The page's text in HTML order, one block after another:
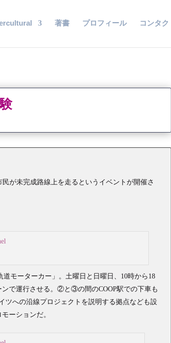
著書 プロフィール コンタク
が未完成路線上を走るというイベントが開催さ
モーターカー」。土曜日と日曜日、10時から18
で運行させる。②と③の間のCOOP駅での下車も
ツへの沿線プロジェクトを説明する拠点なども設
ーションだ。